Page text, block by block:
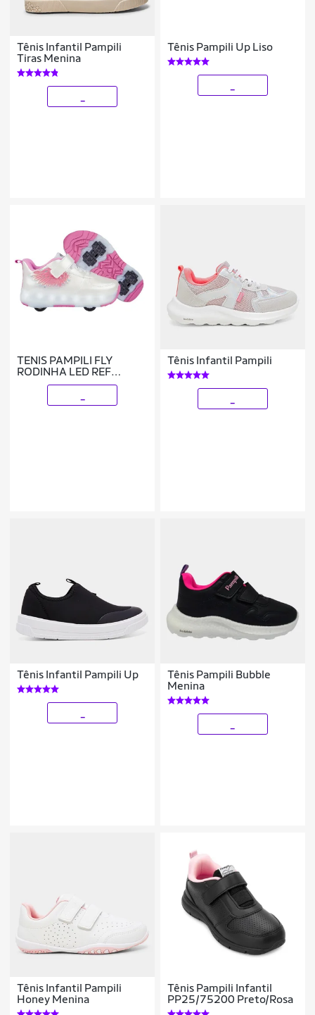
Tênis Infantil Pampili
Tiras Menina
Tênis Pampili Up Liso
TENIS PAMPILI FLY
RODINHA LED REF
782002000 MENINA
Tênis Infantil Pampili
Tênis Infantil Pampili Up
Tênis Pampili Bubble
Menina
Tênis Infantil Pampili
Honey Menina
Tênis Pampili Infantil
PP25/75200 Preto/Rosa